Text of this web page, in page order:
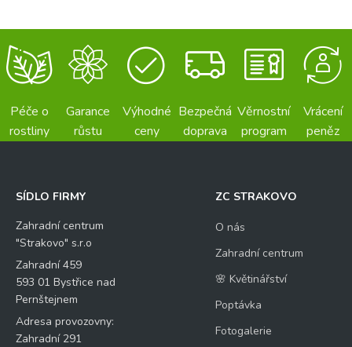
Péče o
rostliny
Garance
růstu
Výhodné
ceny
Bezpečná
doprava
Věrnostní
program
Vrácení
peněz
SÍDLO FIRMY
Zahradní centrum
"Strakovo" s.r.o
Zahradní 459
593 01 Bystřice nad
Pernštejnem
Adresa provozovny:
Zahradní 291
ZC STRAKOVO
O nás
Zahradní centrum
🌸 Květinářství
Poptávka
Fotogalerie